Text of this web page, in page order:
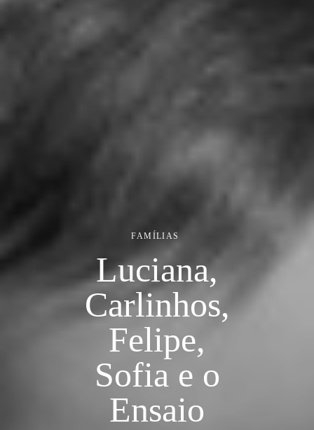
FAMÍLIAS
Luciana,
Carlinhos,
Felipe,
Sofia e o
Ensaio